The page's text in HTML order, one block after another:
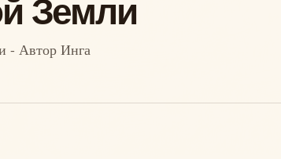
Земли
- Автор Инга